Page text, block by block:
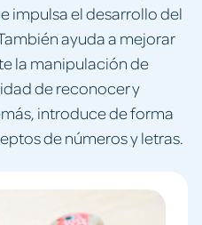
impulsa el desarrollo del
ayuda a mejorar
la manipulación de
de reconocer y
introduce de forma
de números y letras.